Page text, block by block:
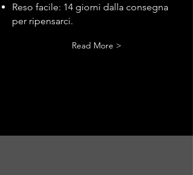
Reso facile: 14 giorni dalla consegna
per ripensarci.
Read More >